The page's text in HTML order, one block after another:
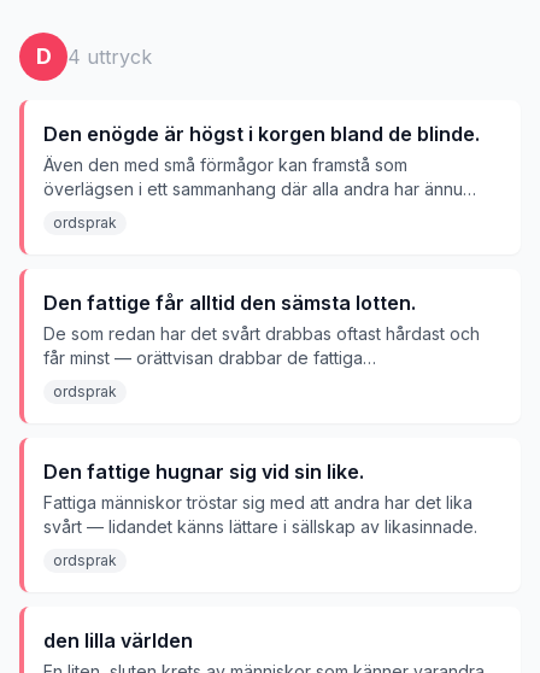
D 4 uttryck
Den enögde är högst i korgen bland de blinde.
Även den med små förmågor kan framstå som
överlägsen i ett sammanhang där alla andra har ännu
mindre.
ordsprak
Den fattige får alltid den sämsta lotten.
De som redan har det svårt drabbas oftast hårdast och
får minst — orättvisan drabbar de fattiga
oproportionerligt.
ordsprak
Den fattige hugnar sig vid sin like.
Fattiga människor tröstar sig med att andra har det lika
svårt — lidandet känns lättare i sällskap av likasinnade.
ordsprak
den lilla världen